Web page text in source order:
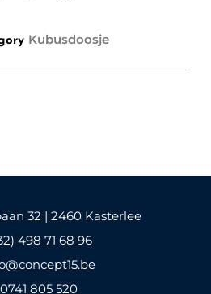
Kubusdoosje
32 | 2460 Kasterlee
498 71 68 96
805 520